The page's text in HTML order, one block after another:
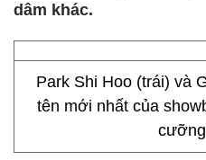
dâm khác.
Park Shi Hoo (trái) và
tên mới nhất của